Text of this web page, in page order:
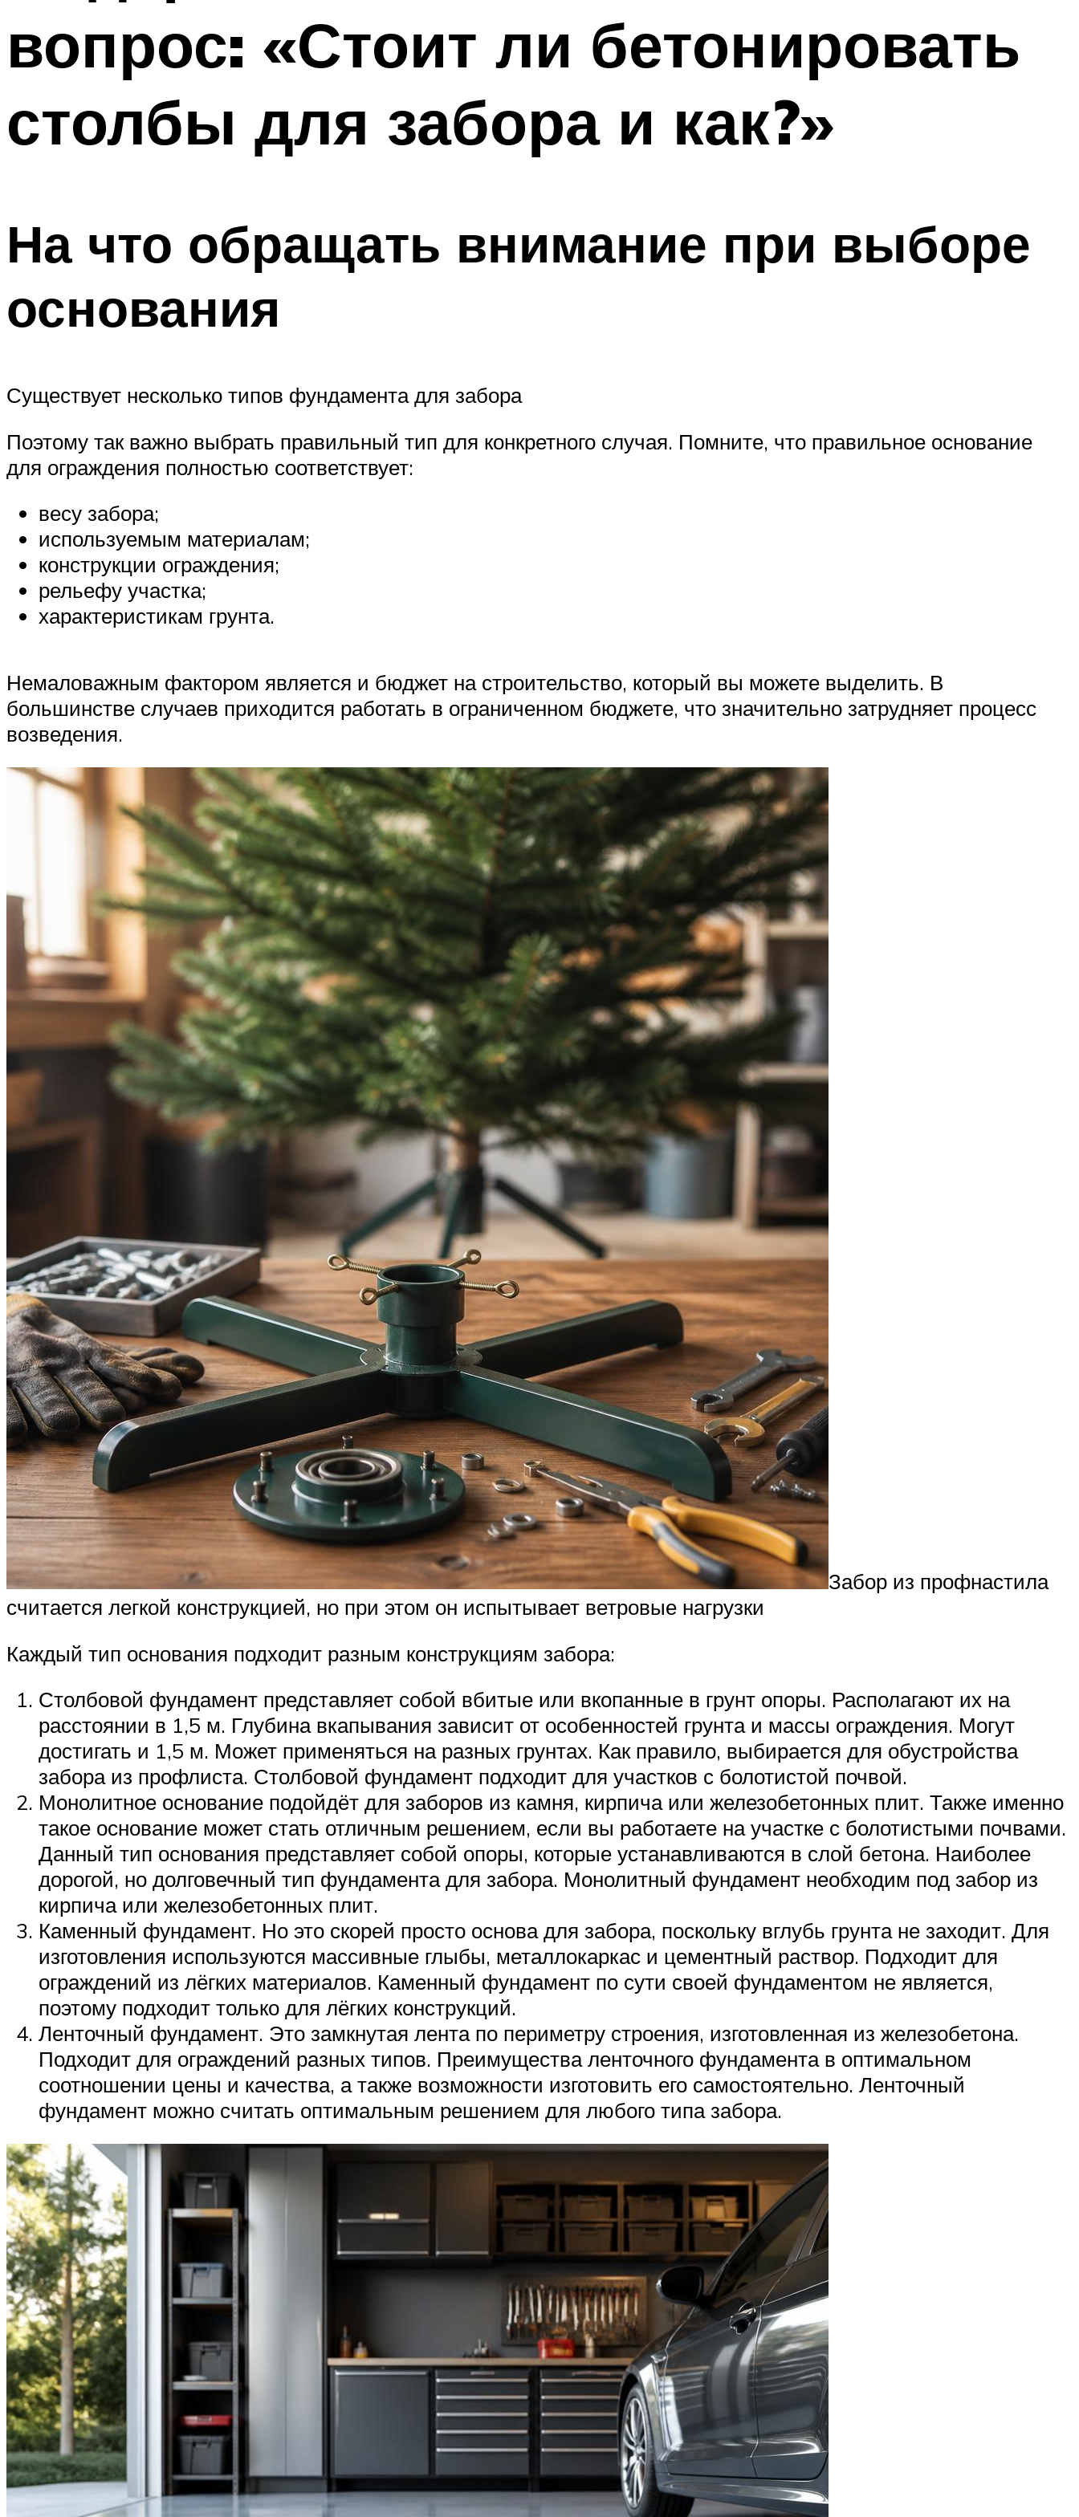
вопрос: «Стоит ли бетонировать
столбы для забора и как?»
На что обращать внимание при выборе
основания
Существует несколько типов фундамента для забора
Поэтому так важно выбрать правильный тип для конкретного случая. Помните, что правильное основание
для ограждения полностью соответствует:
весу забора;
используемым материалам;
конструкции ограждения;
рельефу участка;
характеристикам грунта.
Немаловажным фактором является и бюджет на строительство, который вы можете выделить. В
большинстве случаев приходится работать в ограниченном бюджете, что значительно затрудняет процесс
возведения.
Забор из профнастила
считается легкой конструкцией, но при этом он испытывает ветровые нагрузки
Каждый тип основания подходит разным конструкциям забора:
Столбовой фундамент представляет собой вбитые или вкопанные в грунт опоры. Располагают их на
расстоянии в 1,5 м. Глубина вкапывания зависит от особенностей грунта и массы ограждения. Могут
достигать и 1,5 м. Может применяться на разных грунтах. Как правило, выбирается для обустройства
забора из профлиста. Столбовой фундамент подходит для участков с болотистой почвой.
Монолитное основание подойдёт для заборов из камня, кирпича или железобетонных плит. Также именно
такое основание может стать отличным решением, если вы работаете на участке с болотистыми почвами.
Данный тип основания представляет собой опоры, которые устанавливаются в слой бетона. Наиболее
дорогой, но долговечный тип фундамента для забора. Монолитный фундамент необходим под забор из
кирпича или железобетонных плит.
Каменный фундамент. Но это скорей просто основа для забора, поскольку вглубь грунта не заходит. Для
изготовления используются массивные глыбы, металлокаркас и цементный раствор. Подходит для
ограждений из лёгких материалов. Каменный фундамент по сути своей фундаментом не является,
поэтому подходит только для лёгких конструкций.
Ленточный фундамент. Это замкнутая лента по периметру строения, изготовленная из железобетона.
Подходит для ограждений разных типов. Преимущества ленточного фундамента в оптимальном
соотношении цены и качества, а также возможности изготовить его самостоятельно. Ленточный
фундамент можно считать оптимальным решением для любого типа забора.